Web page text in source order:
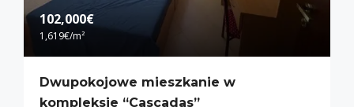
102,000€
1,619€/m²
Dwupokojowe mieszkanie w
kompleksie “Cascadas”